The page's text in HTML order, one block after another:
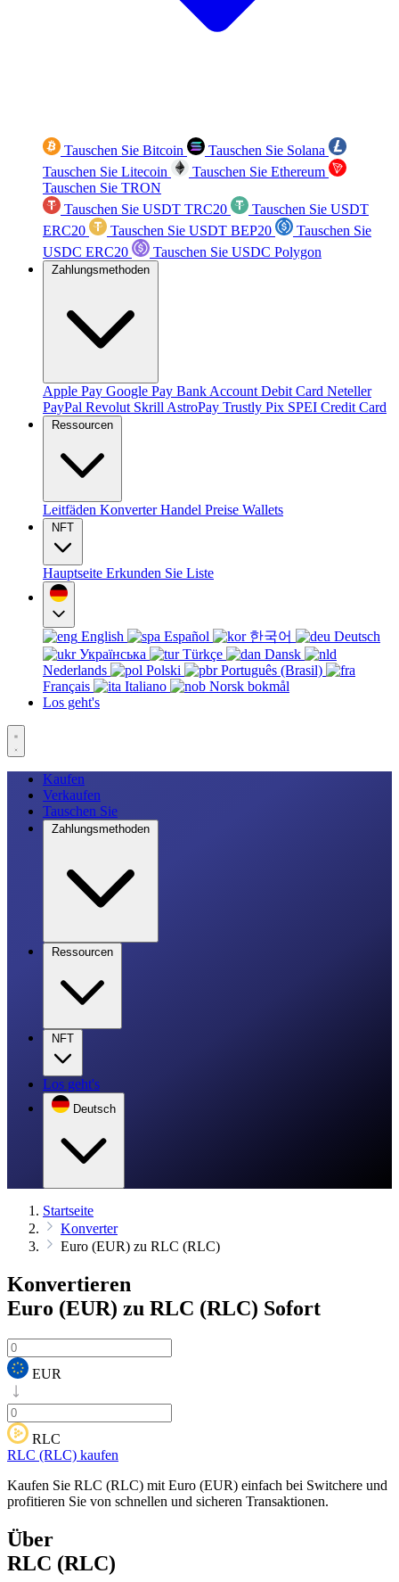
Tauschen Sie Bitcoin
Tauschen Sie Solana
Tauschen Sie Litecoin
Tauschen Sie Ethereum
Tauschen Sie TRON
Tauschen Sie USDT TRC20
Tauschen Sie USDT
ERC20
Tauschen Sie USDT BEP20
Tauschen Sie
USDC ERC20
Tauschen Sie USDC Polygon
Zahlungsmethoden
Apple Pay Google Pay Bank Account Debit Card Neteller
PayPal Revolut Skrill AstroPay Trustly Pix SPEI Credit Card
Ressourcen
Leitfäden KonverterHandel Preise Wallets
NFT
Hauptseite Erkunden Sie Liste
English Español 한국어
Deutsch
Українська
Türkçe
Dansk
Nederlands
Polski
Português (Brasil)
Français
Italiano
Norsk bokmål
Los geht's
Kaufen
Verkaufen
Tauschen Sie
Zahlungsmethoden
Ressourcen
NFT
Los geht's
Deutsch
Startseite
Konverter
Euro (EUR) zu RLC (RLC)
Konvertieren
Euro (EUR) zu RLC (RLC) Sofort
EUR
RLC
RLC (RLC) kaufen
Kaufen Sie RLC (RLC) mit Euro (EUR) einfach bei Switchere und
profitieren Sie von schnellen und sicheren Transaktionen.
Über
RLC (RLC)